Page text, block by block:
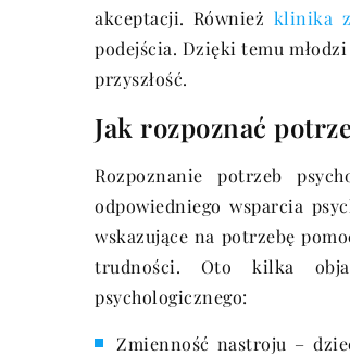
akceptacji. Również klinika
podejścia. Dzięki temu
przyszłość.
Jak rozpoznać
Rozpoznanie potrzeb
odpowiedniego wsparcia
wskazujące na potrzebę
trudności. Oto kilka
psychologicznego:
Zmienność nastroju –